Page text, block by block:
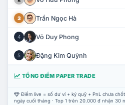
3 Trần Ngọc Hà
4 Võ Duy Phong
5 Đặng Kim Quỳnh
TỔNG ĐIỂM PAPER TRADE
Điểm live = số dư ví + ký quỹ + PnL chưa
ngày cuối tháng · Top 1 trên 20.000 đ nhận 30